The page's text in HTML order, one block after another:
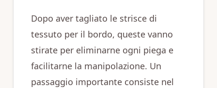
Dopo aver tagliato le strisce di
tessuto per il bordo, queste vanno
stirate per eliminarne ogni piega e
facilitarne la manipolazione. Un
passaggio importante consiste nel